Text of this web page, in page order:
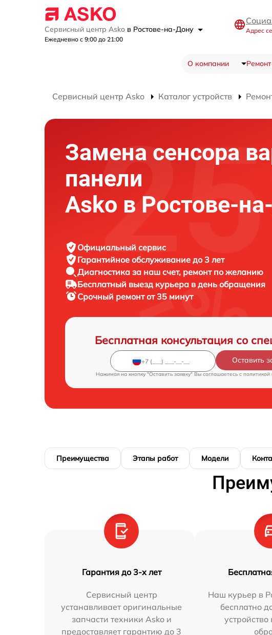
Сервисный центр Asko в Ростове-на-Дону
Ежедневно с 9:00 до 21:00
Адрес
О компании Ремонт
Сервисный центр Asko Каталог устройств
Замена сенсора
панели
Asko в Ростове-
Официальный сервис
Гарантийное обслуживание до 3 лет
Диагностика за наш счет, ремонт по желанию
Бесплатный выезд курьера в день обращения
Срочный ремонтот 35 минут
Бесплатная консультация со
Оставить
Нажимая на кнопку "Оставить заявку" Вы соглашаетесь c политикой
Преимущества Этапы работ Модели
Гарантия до 3-х лет
Сервисный центр
устанавливает оригинальные
запчасти техники Asko и
предоставляет гарантию до 3
Наш курьер в
бесплатно